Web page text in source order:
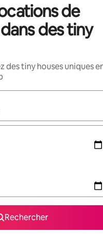
de
des tiny
des tiny houses uniques
s'affichent, utilisez les
Rechercher